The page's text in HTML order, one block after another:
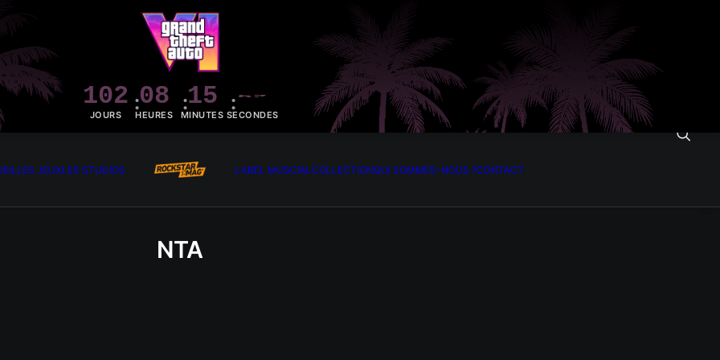
102
JOURS
08
HEURES
15
MINUTES
51
SECONDES
LES JEUXLES STUDIOS LABEL MUSCIALCOLLECTIONQUI SOMMES-NOUS ?CONTACT
NTA